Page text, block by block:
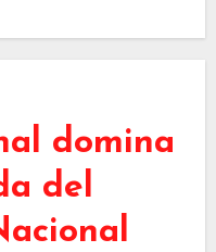
domina
del